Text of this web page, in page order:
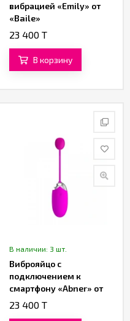
вибрацией «Emily» от
«Baile»
23 400 T
В корзину
В наличии: 3 шт.
Виброяйцо с
подключением к
смартфону «Abner» от
«Pretty love»
23 400 T